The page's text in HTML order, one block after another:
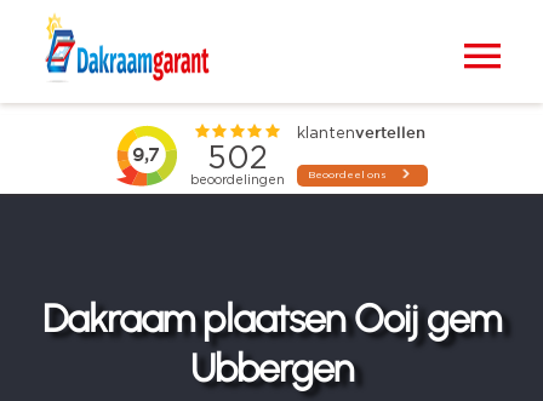
Dakraam plaatsen Ooij gem
Ubbergen